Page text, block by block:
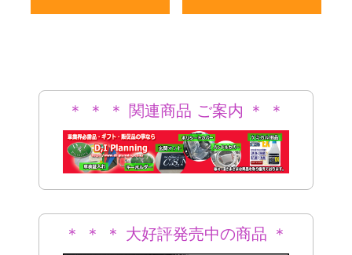
＊ ＊ ＊ 関連商品 ご案内 ＊ ＊
＊
＊ ＊ ＊ 大好評発売中の商品 ＊